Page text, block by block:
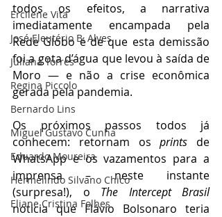
Ercilene Vita
José Eleutério B. Alves
Juliana Torres
Regina Piccolo
Bernardo Lins
Miguel Gustavo Cunha
Eduardo Moureira
Hermelindo Silvano Chico
Eliane Cristina Folhes
todos os efeitos, a narrativa
imediatamente encampada pela
Rede Globo é de que esta demissão
foi a gota d’água que levou à saída de
Moro — e não a crise econômica
gerada pela pandemia.
Os próximos passos todos já
conhecem: retornam os prints de
WhatsApp e os vazamentos para a
imprensa – neste instante
(surpresa!), o
The Intercept Brasil
noticia que Flávio Bolsonaro teria